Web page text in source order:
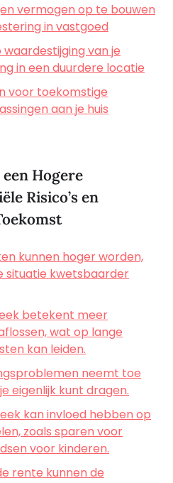
vermogen op te bouwen
in vastgoed
van je
in een duurdere locatie
voor toekomstige
aan je huis
Hogere
Risico’s en
kunnen hoger worden,
situatie kwetsbaarder
betekent meer
wat op lange
kan leiden.
neemt toe
eigenlijk kunt dragen.
kan invloed hebben op
zoals sparen voor
voor kinderen.
rente kunnen de